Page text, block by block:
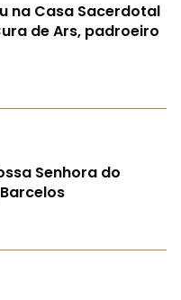
na Casa Sacerdotal
de Ars, padroeiro
Senhora do